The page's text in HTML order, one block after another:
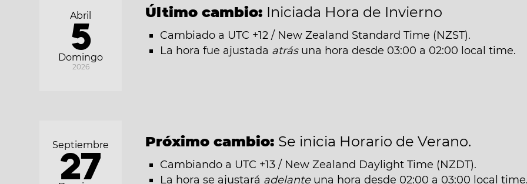
Domingo
Abril
5
2026
Último cambio: Iniciada Hora de Invierno
Cambiado a UTC +12 / New Zealand Standard Time (NZST).
La hora fue ajustada atrásuna hora desde 03:00 a 02:00 local time.
Septiembre
27
Próximo cambio: Se inicia Horario de Verano.
Cambiando a UTC +13 / New Zealand Daylight Time (NZDT).
La hora se ajustará adelanteuna hora desde 02:00 a 03:00 local